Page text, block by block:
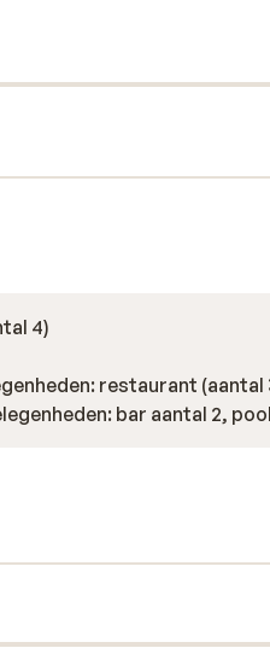
4)
restaurant (aantal
bar aantal 2,